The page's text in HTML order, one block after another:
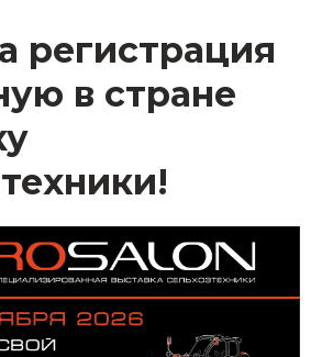
регистрация
в стране